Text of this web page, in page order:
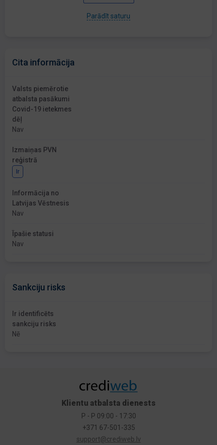
Parādīt saturu
Cita informācija
Valsts piemērotie
atbalsta pasākumi
Covid-19 ietekmes
dēļ
Nav
Izmaiņas PVN
reģistrā
Ir
Informācija no
Latvijas Vēstnesis
Nav
Īpašie statusi
Nav
Sankciju risks
Ir identificēts
sankciju risks
Nē
Klientu atbalsta dienests
P - P 09:00 - 17:30
+371 67-501-335
support@crediweb.lv